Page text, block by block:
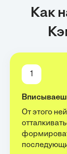
Как
1
От этого